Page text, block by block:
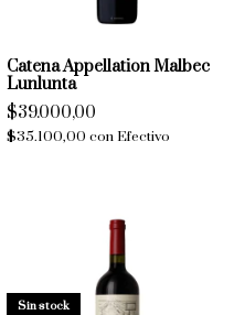
Catena Appellation Malbec
Lunlunta
$39.000,00
$35.100,00 con Efectivo
Sin stock